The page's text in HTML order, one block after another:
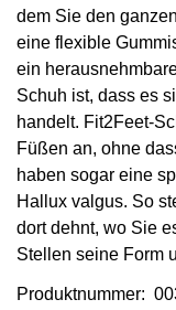
dem Sie den
eine flexible
ein
Schuh ist, dass es
handelt. Fit2Feet-
Füßen an, ohne
haben sogar eine
Hallux valgus. So
dort dehnt, wo Sie
Stellen seine Form
Produktnummer: